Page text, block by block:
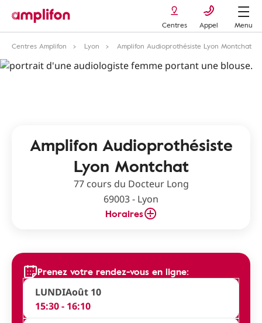
Centres Appel
Menu
Centres Amplifon
Lyon Amplifon Audioprothésiste Lyon Montchat
Amplifon Audioprothésiste
Lyon Montchat
77 cours du Docteur Long
69003 - Lyon
Horaires
Prenez votre rendez-vous en ligne:
LUNDIAoût 10
15:30 - 16:10